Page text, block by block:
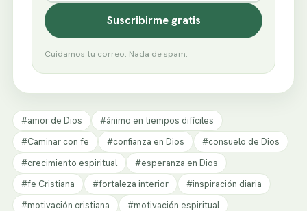
Suscribirme gratis
Cuidamos tu correo. Nada de spam.
#amor de Dios
#ánimo en tiempos difíciles
#Caminar con fe
#confianza en Dios
#consuelo de Dios
#crecimiento espiritual
#esperanza en Dios
#fe Cristiana
#fortaleza interior
#inspiración diaria
#motivación cristiana
#motivación espiritual